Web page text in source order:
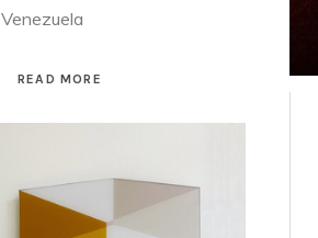
Venezuela
READ MORE